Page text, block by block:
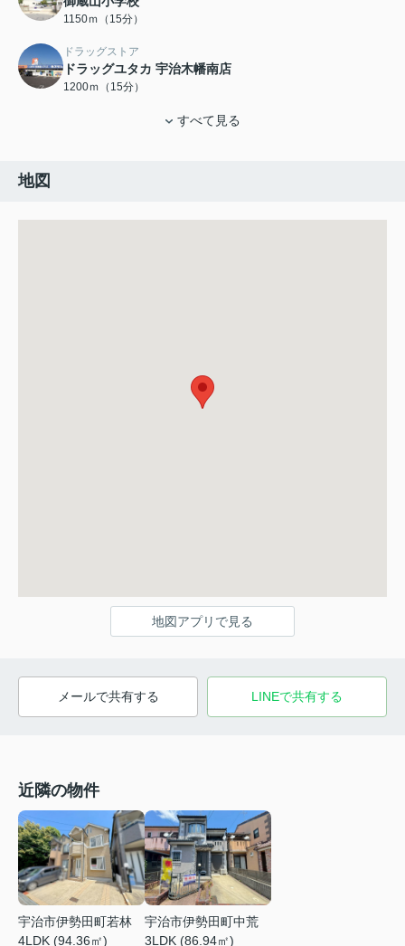
1150ｍ（15分）
ドラッグストア
ドラッグユタカ 宇治木幡南店
1200ｍ（15分）
すべて見る
地図
地図アプリで見る
メールで共有する LINEで共有する
近隣の物件
宇治市伊勢田町若林
4LDK (94.36㎡)
宇治市伊勢田町中荒
3LDK (86.94㎡)